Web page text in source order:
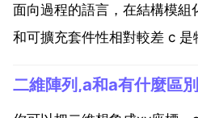
面向過程的語言，在結構模組
和可擴充套件性相對較差 c 是
很廣，不過c語言是基礎，包
二維陣列,a和a有什麼區